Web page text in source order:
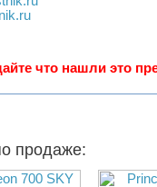
что нашли это
продаже: